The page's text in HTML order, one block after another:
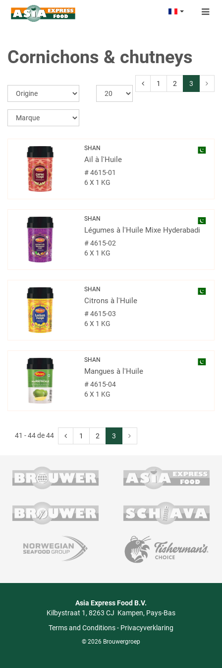
Cornichons & chutneys
1 2 3
SHAN
Ail à l'Huile
#4615-01
6 X 1 KG
SHAN
Légumes à l'Huile Mixe Hyderabadi
#4615-02
6 X 1 KG
SHAN
Citrons à l'Huile
#4615-03
6 X 1 KG
SHAN
Mangues à l'Huile
#4615-04
6 X 1 KG
41 - 44 de 44 1 2 3
Asia Express Food B.V.
Kilbystraat 1 8263 CJ Kampen Pays-Bas
Terms and Conditions- Privacyverklaring
© 2026 Brouwergroep